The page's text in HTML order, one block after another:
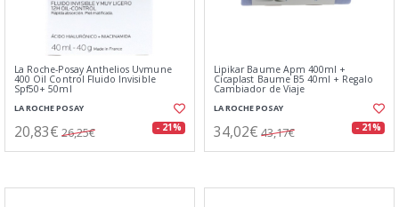
La Roche-Posay Anthelios Uvmune
400 Oil Control Fluido Invisible
Spf50+ 50ml
LA ROCHE POSAY
20,83€ 26,25€ - 21%
Lipikar Baume Apm 400ml +
Cicaplast Baume B5 40ml + Regalo
Cambiador de Viaje
LA ROCHE POSAY
34,02€ 43,17€ - 21%